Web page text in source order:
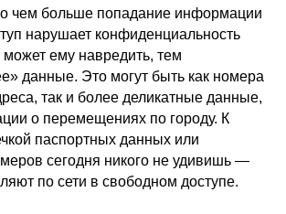
чем больше попадание информации
нарушает конфиденциальность
может ему навредить, тем
данные. Это могут быть как номера
так и более деликатные данные,
о перемещениях по городу. К
паспортных данных или
сегодня никого не удивишь —
по сети в свободном доступе.